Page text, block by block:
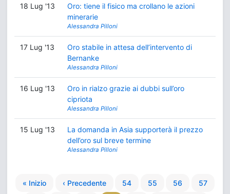
18 Lug '13
Oro: tiene il fisico ma crollano le azioni
minerarie
Alessandra Pilloni
17 Lug '13
Oro stabile in attesa dell’intervento di
Bernanke
Alessandra Pilloni
16 Lug '13
Oro in rialzo grazie ai dubbi sull’oro
cipriota
Alessandra Pilloni
15 Lug '13
La domanda in Asia supporterà il prezzo
dell’oro sul breve termine
Alessandra Pilloni
« Inizio ‹ Precedente 54 55 56 57